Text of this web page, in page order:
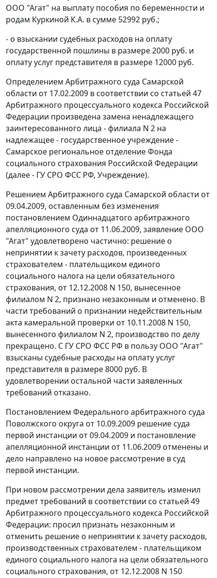
ООО "Агат" на выплату пособия по беременности и
родам Куркиной К.А. в сумме 52992 руб.;
- о взыскании судебных расходов на оплату
государственной пошлины в размере 2000 руб. и
оплату услуг представителя в размере 12000 руб.
Определением Арбитражного суда Самарской
области от 17.02.2009 в соответствии со статьей 47
Арбитражного процессуального кодекса Российской
Федерации произведена замена ненадлежащего
заинтересованного лица - филиала N 2 на
надлежащее - государственное учреждение -
Самарское региональное отделение Фонда
социального страхования Российской Федерации
(далее - ГУ СРО ФСС РФ, Учреждение).
Решением Арбитражного суда Самарской области от
09.04.2009, оставленным без изменения
постановлением Одиннадцатого арбитражного
апелляционного суда от 11.06.2009, заявление ООО
"Агат" удовлетворено частично: решение о
непринятии к зачету расходов, произведенных
страхователем - плательщиком единого
социального налога на цели обязательного
страхования, от 12.12.2008 N 150, вынесенное
филиалом N 2, признано незаконным и отменено. В
части требований о признании недействительным
акта камеральной проверки от 10.11.2008 N 150,
вынесенного филиалом N 2, производство по делу
прекращено. С ГУ СРО ФСС РФ в пользу ООО "Агат"
взысканы судебные расходы на оплату услуг
представителя в размере 8000 руб. В
удовлетворении остальной части заявленных
требований отказано.
Постановлением Федерального арбитражного суда
Поволжского округа от 10.09.2009 решение суда
первой инстанции от 09.04.2009 и постановление
апелляционной инстанции от 11.06.2009 отменены и
дело направлено на новое рассмотрение в суд
первой инстанции.
При новом рассмотрении дела заявитель изменил
предмет требований в соответствии со статьей 49
Арбитражного процессуального кодекса Российской
Федерации: просил признать незаконным и
отменить решение о непринятии к зачету расходов,
производственных страхователем - плательщиком
единого социального налога на цели обязательного
социального страхования, от 12.12.2008 N 150